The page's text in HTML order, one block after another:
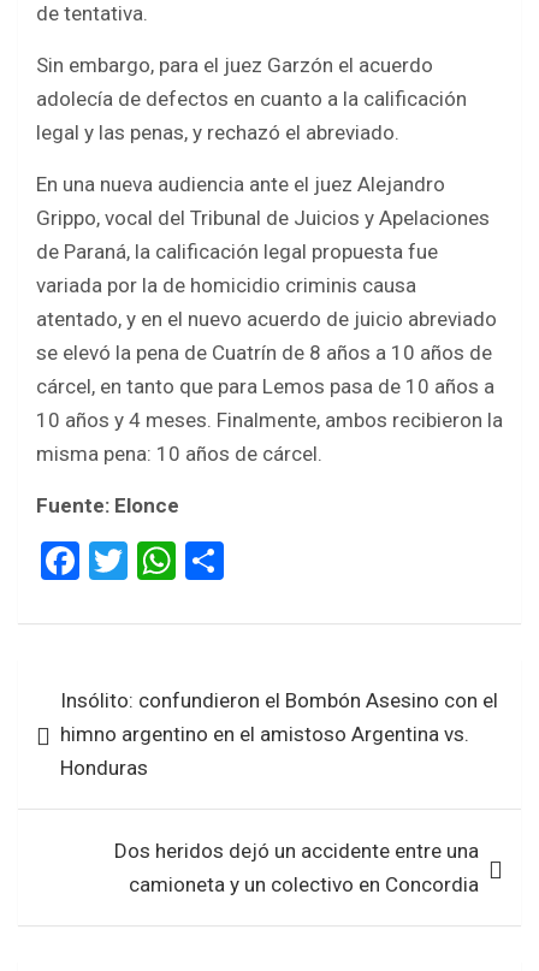
de tentativa.
Sin embargo, para el juez Garzón el acuerdo
adolecía de defectos en cuanto a la calificación
legal y las penas, y rechazó el abreviado.
En una nueva audiencia ante el juez Alejandro
Grippo, vocal del Tribunal de Juicios y Apelaciones
de Paraná, la calificación legal propuesta fue
variada por la de homicidio criminis causa
atentado, y en el nuevo acuerdo de juicio abreviado
se elevó la pena de Cuatrín de 8 años a 10 años de
cárcel, en tanto que para Lemos pasa de 10 años a
10 años y 4 meses. Finalmente, ambos recibieron la
misma pena: 10 años de cárcel.
Fuente: Elonce
F
ce
o
o
T
tt
W
at
A
p
ar
entradas
Insólito: confundieron el Bombón Asesino con el
himno argentino en el amistoso Argentina vs.
Honduras
Dos heridos dejó un accidente entre una
camioneta y un colectivo en Concordia